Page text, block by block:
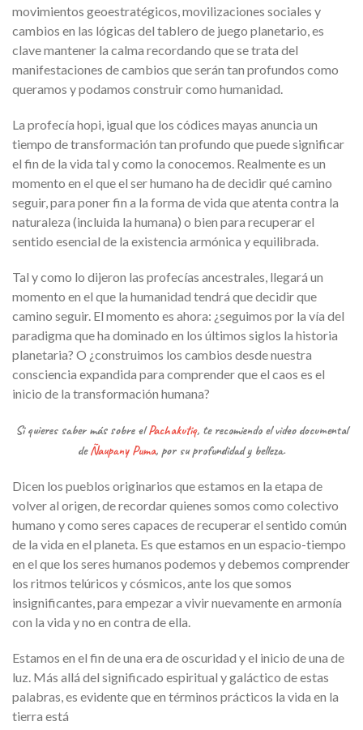
movimientos geoestratégicos, movilizaciones sociales y
cambios en las lógicas del tablero de juego planetario, es
clave mantener la calma recordando que se trata del
manifestaciones de cambios que serán tan profundos como
queramos y podamos construir como humanidad.
La profecía hopi, igual que los códices mayas anuncia un
tiempo de transformación tan profundo que puede significar
el fin de la vida tal y como la conocemos. Realmente es un
momento en el que el ser humano ha de decidir qué camino
seguir, para poner fin a la forma de vida que atenta contra la
naturaleza (incluida la humana) o bien para recuperar el
sentido esencial de la existencia armónica y equilibrada.
Tal y como lo dijeron las profecías ancestrales, llegará un
momento en el que la humanidad tendrá que decidir que
camino seguir. El momento es ahora: ¿seguimos por la vía del
paradigma que ha dominado en los últimos siglos la historia
planetaria? O ¿construimos los cambios desde nuestra
consciencia expandida para comprender que el caos es el
inicio de la transformación humana?
Si quieres saber más sobre elPachakutiq, te recomiendo el video documental
deÑaupany Puma, por su profundidad y belleza.
Dicen los pueblos originarios que estamos en la etapa de
volver al origen, de recordar quienes somos como colectivo
humano y como seres capaces de recuperar el sentido común
de la vida en el planeta. Es que estamos en un espacio-tiempo
en el que los seres humanos podemos y debemos comprender
los ritmos telúricos y cósmicos, ante los que somos
insignificantes, para empezar a vivir nuevamente en armonía
con la vida y no en contra de ella.
Estamos en el fin de una era de oscuridad y el inicio de una de
luz. Más allá del significado espiritual y galáctico de estas
palabras, es evidente que en términos prácticos la vida en la
tierra está